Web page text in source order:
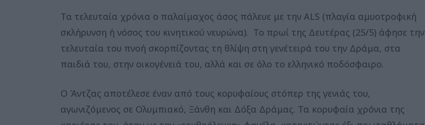
Τα τελευταία χρόνια ο παλαίμαχος άσος πάλευε με την ALS (πλαγία αμυοτροφική
σκλήρυνση ή νόσος του κινητικού νευρώνα). Το πρωί της Δευτέρας (25/5) άφησε την
τελευταία του πνοή σκορπίζοντας τη θλίψη στη γενέτειρά του την Δράμα, στα
παιδιά του, στην οικογένειά του, αλλά και σε όλο το ελληνικό ποδόσφαιρο.
Ο Άντζας αποτέλεσε έναν από τους κορυφαίους στόπερ της γενιάς του,
αγωνιζόμενος σε Ολυμπιακό, Ξάνθη και Δόξα Δράμας. Τα κορυφαία χρόνια της